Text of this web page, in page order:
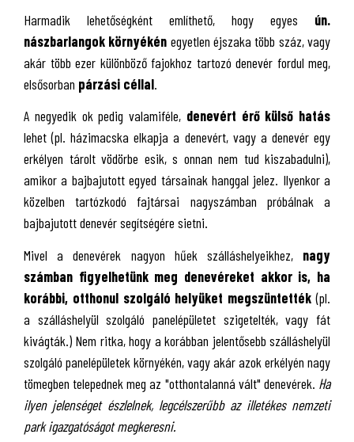
Harmadik lehetőségként említhető, hogy egyes ún.
nászbarlangok környékén egyetlen éjszaka több száz, vagy
akár több ezer különböző fajokhoz tartozó denevér fordul meg,
elsősorban párzási céllal.
A negyedik ok pedig valamiféle, denevért érő külső hatás
lehet (pl. házimacska elkapja a denevért, vagy a denevér egy
erkélyen tárolt vödörbe esik, s onnan nem tud kiszabadulni),
amikor a bajbajutott egyed társainak hanggal jelez. Ilyenkor a
közelben tartózkodó fajtársai nagyszámban próbálnak a
bajbajutott denevér segítségére sietni.
Mivel a denevérek nagyon hűek szálláshelyeikhez, nagy
számban figyelhetünk meg denevéreket akkor is, ha
korábbi, otthonul szolgáló helyüket megszüntették (pl.
a szálláshelyül szolgáló panelépületet szigetelték, vagy fát
kivágták.) Nem ritka, hogy a korábban jelentősebb szálláshelyül
szolgáló panelépületek környékén, vagy akár azok erkélyén nagy
tömegben telepednek meg az "otthontalanná vált" denevérek. Ha
ilyen jelenséget észlelnek, legcélszerűbb az illetékes nemzeti
park igazgatóságot megkeresni.